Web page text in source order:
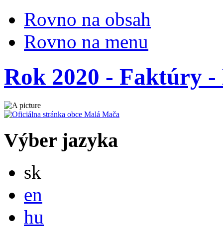
Rovno na obsah
Rovno na menu
Rok 2020 - Faktúry
Výber jazyka
sk
en
hu